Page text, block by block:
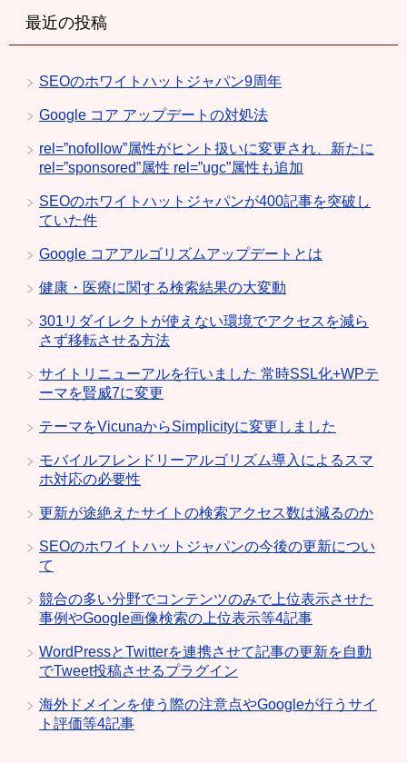
最近の投稿
SEOのホワイトハットジャパン9周年
Google コア アップデートの対処法
rel=”nofollow”属性がヒント扱いに変更され、新たに
rel=”sponsored”属性 rel=”ugc”属性も追加
SEOのホワイトハットジャパンが400記事を突破し
ていた件
Google コアアルゴリズムアップデートとは
健康・医療に関する検索結果の大変動
301リダイレクトが使えない環境でアクセスを減ら
さず移転させる方法
サイトリニューアルを行いました 常時SSL化+WPテ
ーマを賢威7に変更
テーマをVicunaからSimplicityに変更しました
モバイルフレンドリーアルゴリズム導入によるスマ
ホ対応の必要性
更新が途絶えたサイトの検索アクセス数は減るのか
SEOのホワイトハットジャパンの今後の更新につい
て
競合の多い分野でコンテンツのみで上位表示させた
事例やGoogle画像検索の上位表示等4記事
WordPressとTwitterを連携させて記事の更新を自動
でTweet投稿させるプラグイン
海外ドメインを使う際の注意点やGoogleが行うサイ
ト評価等4記事